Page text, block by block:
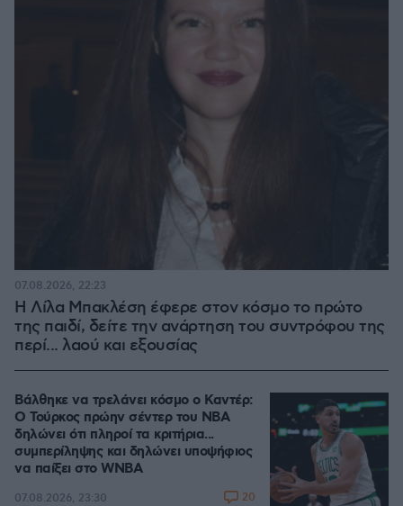
Η Λίλα Μπακλέση έφερε στον κόσμο το πρώτο
της παιδί, δείτε την ανάρτηση του συντρόφου της
περί... λαού και εξουσίας
07.08.2026, 22:23
Βάλθηκε να τρελάνει κόσμο ο Καντέρ:
Ο Τούρκος πρώην σέντερ του NBA
δηλώνει ότι πληροί τα κριτήρια...
συμπερίληψης και δηλώνει υποψήφιος
να παίξει στο WNBA
07.08.2026, 23:30 20